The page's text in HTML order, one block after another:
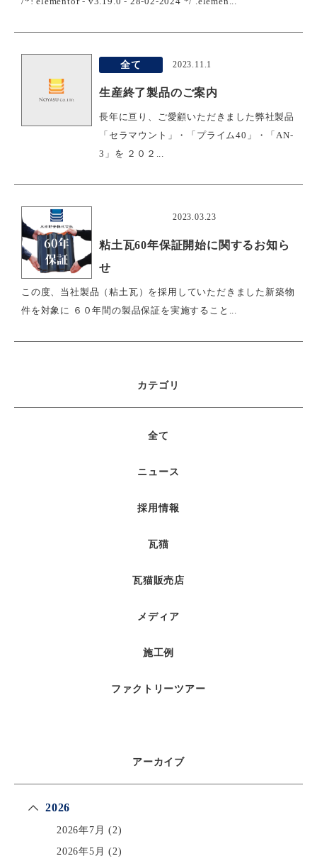
全て 2023.11.1
生産終了製品のご案内
長年に亘り、ご愛顧いただきました弊社製品
「セラマウント」・「プライム40」・「AN-
3」を ２０２...
2023.03.23
粘土瓦60年保証開始に関するお知ら
せ
この度、当社製品（粘土瓦）を採用していただきました新築物
件を対象に ６０年間の製品保証を実施すること...
カテゴリ
全て
ニュース
採用情報
瓦猫
瓦猫販売店
メディア
施工例
ファクトリーツアー
アーカイブ
2026
2026年7月 (2)
2026年5月 (2)